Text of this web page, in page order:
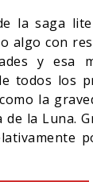
la saga
algo con
y esa
todos los
la
la Luna.